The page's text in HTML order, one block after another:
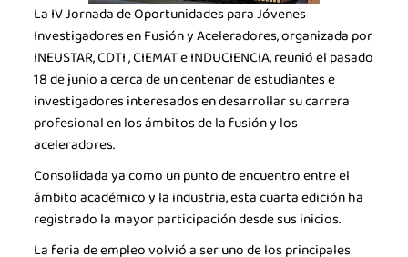
La IV Jornada de Oportunidades para Jóvenes
Investigadores en Fusión y Aceleradores, organizada por
INEUSTAR, CDTI , CIEMAT e INDUCIENCIA, reunió el pasado
18 de junio a cerca de un centenar de estudiantes e
investigadores interesados en desarrollar su carrera
profesional en los ámbitos de la fusión y los
aceleradores.
Consolidada ya como un punto de encuentro entre el
ámbito académico y la industria, esta cuarta edición ha
registrado la mayor participación desde sus inicios.
La feria de empleo volvió a ser uno de los principales